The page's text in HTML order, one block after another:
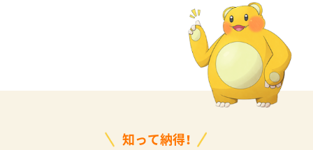
知って納得！